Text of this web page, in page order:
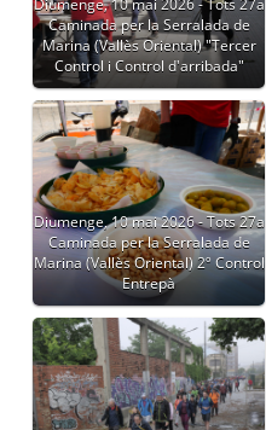
Diumenge, 10 mai 2026 - Tots 27a
Caminada per la Serralada de
Marina (Vallès Oriental) "Tercer
Control i Control d'arribada"
Diumenge, 10 mai 2026 - Tots 27a
Caminada per la Serralada de
Marina (Vallès Oriental) 2º Control
Entrepà